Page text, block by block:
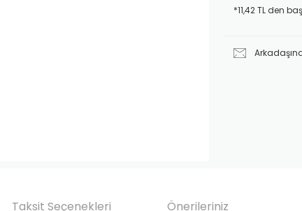
*11,42 TL den
Taksit Seçenekleri Önerileriniz